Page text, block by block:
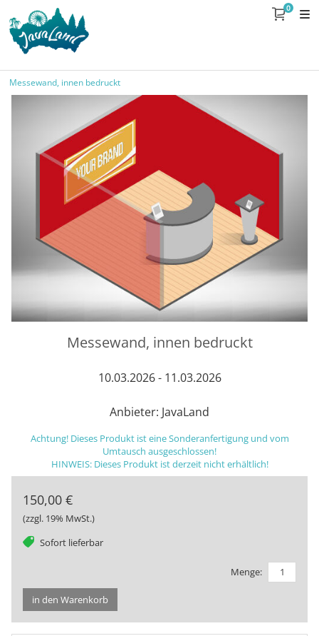
0
Messewand, innen bedruckt
Messewand, innen bedruckt
10.03.2026 - 11.03.2026
Anbieter: JavaLand
Achtung! Dieses Produkt ist eine Sonderanfertigung und vom
Umtausch ausgeschlossen!
HINWEIS: Dieses Produkt ist derzeit nicht erhältlich!
150,00 €
(zzgl. 19% MwSt.)
Sofort lieferbar
tag
Menge:
in den Warenkorb